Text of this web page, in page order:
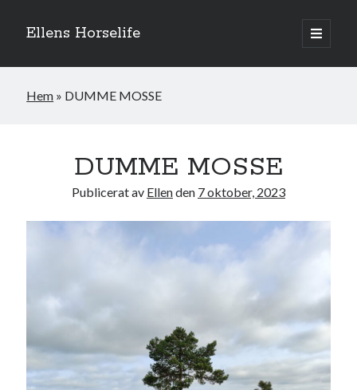
Ellens Horselife
öppna
primär
Sidopanel
denna bloggen kan ni följa min resa med hästarna, från ponnytävlingar i
dressyr & hoppning till MSV hopp & dressyr på stor häst.
Sök
Hem » DUMME MOSSE
DUMME MOSSE
Publicerat av Ellenden 7 oktober, 2023